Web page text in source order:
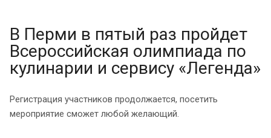
В Перми в пятый раз пройдет
Всероссийская олимпиада по
кулинарии и сервису «Легенда»
Регистрация участников продолжается, посетить
мероприятие сможет любой желающий.